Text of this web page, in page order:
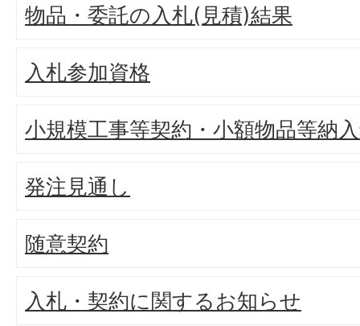
物品・委託の入札(見積)結果
入札参加資格
小規模工事等契約・小額物品等納
発注見通し
随意契約
入札・契約に関するお知らせ